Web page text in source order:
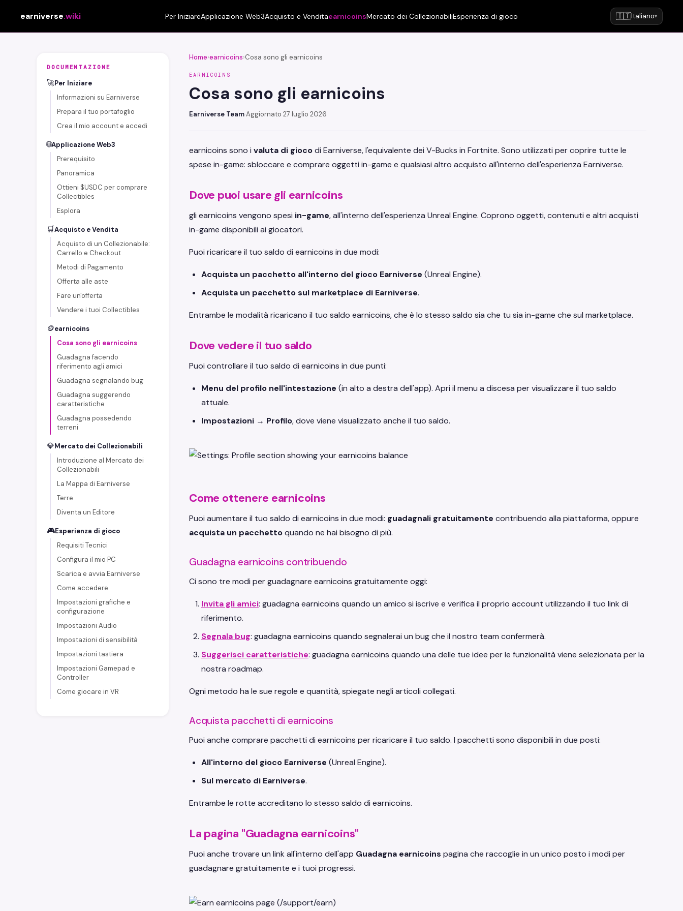
earniverse.wiki Per IniziareApplicazione Web3Acquisto e VenditaearnicoinsMercato dei CollezionabiliEsperienza di gioco 🇮🇹Italiano▾
DOCUMENTAZIONE
🚀Per Iniziare
Informazioni su Earniverse
Prepara il tuo portafoglio
Crea il mio account e accedi
🌐Applicazione Web3
Prerequisito
Panoramica
Ottieni $USDC per comprare
Collectibles
Esplora
🛒Acquisto e Vendita
Acquisto di un Collezionabile:
Carrello e Checkout
Metodi di Pagamento
Offerta alle aste
Fare un'offerta
Vendere i tuoi Collectibles
🪙earnicoins
Cosa sono gli earnicoins
Guadagna facendo
riferimento agli amici
Guadagna segnalando bug
Guadagna suggerendo
caratteristiche
Guadagna possedendo
terreni
💎Mercato dei Collezionabili
Introduzione al Mercato dei
Collezionabili
La Mappa di Earniverse
Terre
Diventa un Editore
🎮Esperienza di gioco
Requisiti Tecnici
Configura il mio PC
Scarica e avvia Earniverse
Come accedere
Impostazioni grafiche e
configurazione
Impostazioni Audio
Impostazioni di sensibilità
Impostazioni tastiera
Impostazioni Gamepad e
Controller
Come giocare in VR
Home›earnicoins›Cosa sono gli earnicoins
EARNICOINS
Cosa sono gli earnicoins
Earniverse Team·Aggiornato 27 luglio 2026
earnicoins sono i valuta di giocodi Earniverse, l'equivalente dei V-Bucks in Fortnite. Sono utilizzati per coprire tutte le
spese in-game: sbloccare e comprare oggetti in-game e qualsiasi altro acquisto all'interno dell'esperienza Earniverse.
Dove puoi usare gli earnicoins
gli earnicoins vengono spesi in-game, all'interno dell'esperienza Unreal Engine. Coprono oggetti, contenuti e altri acquisti
in-game disponibili ai giocatori.
Puoi ricaricare il tuo saldo di earnicoins in due modi:
Acquista un pacchetto all'interno del gioco Earniverse (Unreal Engine).
Acquista un pacchetto sul marketplace di Earniverse.
Entrambe le modalità ricaricano il tuo saldo earnicoins, che è lo stesso saldo sia che tu sia in-game che sul marketplace.
Dove vedere il tuo saldo
Puoi controllare il tuo saldo di earnicoins in due punti:
Menu del profilo nell'intestazione (in alto a destra dell'app). Apri il menu a discesa per visualizzare il tuo saldo
attuale.
Impostazioni → Profilo, dove viene visualizzato anche il tuo saldo.
Come ottenere earnicoins
Puoi aumentare il tuo saldo di earnicoins in due modi: guadagnali gratuitamente contribuendo alla piattaforma, oppure
acquista un pacchettoquando ne hai bisogno di più.
Guadagna earnicoins contribuendo
Ci sono tre modi per guadagnare earnicoins gratuitamente oggi:
Invita gli amici: guadagna earnicoins quando un amico si iscrive e verifica il proprio account utilizzando il tuo link di
riferimento.
Segnala bug: guadagna earnicoins quando segnalerai un bug che il nostro team confermerà.
Suggerisci caratteristiche: guadagna earnicoins quando una delle tue idee per le funzionalità viene selezionata per la
nostra roadmap.
Ogni metodo ha le sue regole e quantità, spiegate negli articoli collegati.
Acquista pacchetti di earnicoins
Puoi anche comprare pacchetti di earnicoins per ricaricare il tuo saldo. I pacchetti sono disponibili in due posti:
All'interno del gioco Earniverse (Unreal Engine).
Sul mercato di Earniverse.
Entrambe le rotte accreditano lo stesso saldo di earnicoins.
La pagina "Guadagna earnicoins"
Puoi anche trovare un link all'interno dell'app Guadagna earnicoins pagina che raccoglie in un unico posto i modi per
guadagnare gratuitamente e i tuoi progressi.